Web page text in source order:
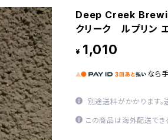
Deep Creek
クリーク ルプリン
¥ 1,010
なら
別途送料がかかります。
この商品は海外配送でき